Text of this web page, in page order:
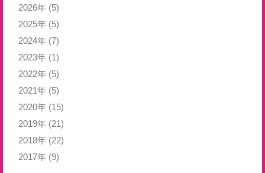
2026年 (5)
2025年 (5)
2024年 (7)
2023年 (1)
2022年 (5)
2021年 (5)
2020年 (15)
2019年 (21)
2018年 (22)
2017年 (9)